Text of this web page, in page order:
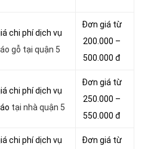
chi phí dịch vụ
gỗ tại quận 5
Đơn giá từ
200.000 –
500.000 đ
chi phí dịch vụ
tại nhà quận 5
Đơn giá từ
250.000 –
550.000 đ
chi phí dịch vụ
Đơn giá từ